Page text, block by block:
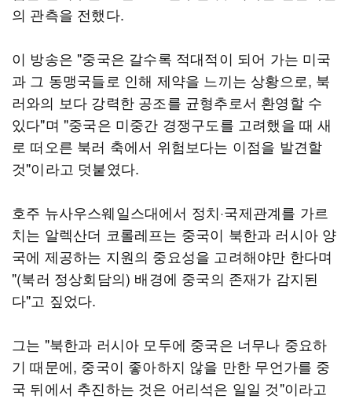
의 관측을 전했다.
이 방송은 "중국은 갈수록 적대적이 되어 가는 미국
과 그 동맹국들로 인해 제약을 느끼는 상황으로, 북
러와의 보다 강력한 공조를 균형추로서 환영할 수
있다"며 "중국은 미중간 경쟁구도를 고려했을 때 새
로 떠오른 북러 축에서 위험보다는 이점을 발견할
것"이라고 덧붙였다.
호주 뉴사우스웨일스대에서 정치·국제관계를 가르
치는 알렉산더 코롤레프는 중국이 북한과 러시아 양
국에 제공하는 지원의 중요성을 고려해야만 한다며
"(북러 정상회담의) 배경에 중국의 존재가 감지된
다"고 짚었다.
그는 "북한과 러시아 모두에 중국은 너무나 중요하
기 때문에, 중국이 좋아하지 않을 만한 무언가를 중
국 뒤에서 추진하는 것은 어리석은 일일 것"이라고